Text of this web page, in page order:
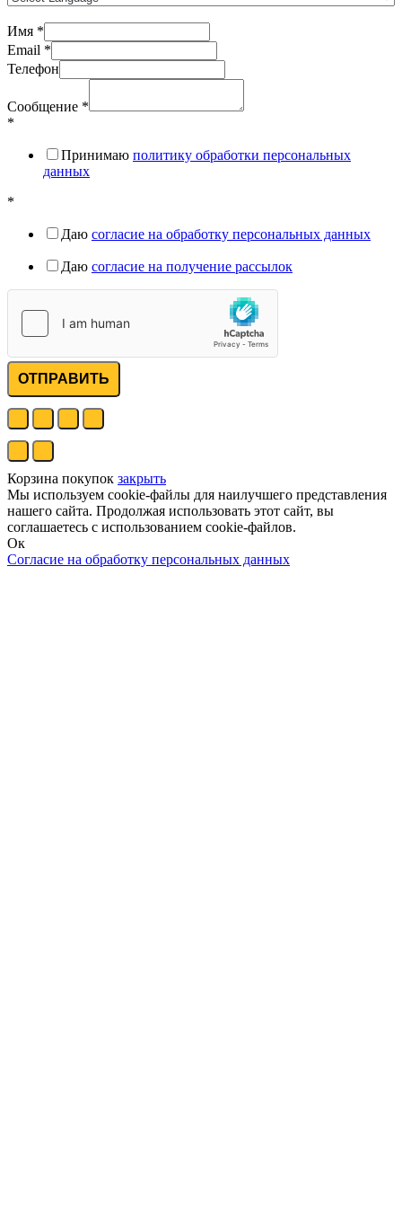
Имя *
Email *
Телефон
Сообщение *
*
Принимаю политику обработки персональных
данных
*
Даю согласие на обработку персональных данных
Даю согласие на получение рассылок
ОТПРАВИТЬ
Корзина покупок закрыть
Мы используем cookie-файлы для наилучшего представления
нашего сайта. Продолжая использовать этот сайт, вы
соглашаетесь с использованием cookie-файлов.
Ок
Согласие на обработку персональных данных